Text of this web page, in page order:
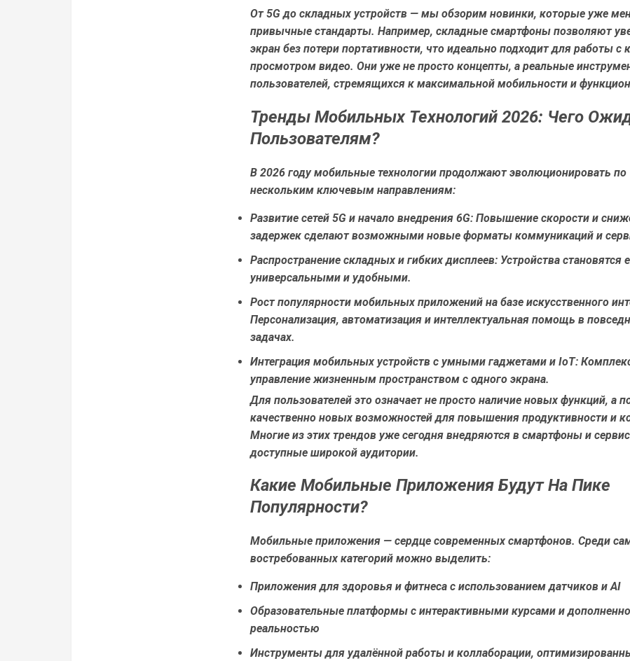
От 5G до складных устройств — мы обзорим новинки, которые уже
привычные стандарты. Например, складные смартфоны позволяют
экран без потери портативности, что идеально подходит для работы с
просмотром видео. Они уже не просто концепты, а реальные
пользователей, стремящихся к максимальной мобильности и
Тренды Мобильных Технологий 2026: Чего
Пользователям?
В 2026 году мобильные технологии продолжают эволюционировать по
нескольким ключевым направлениям:
Развитие сетей 5G и начало внедрения 6G: Повышение скорости и
задержек сделают возможными новые форматы коммуникаций и
Распространение складных и гибких дисплеев: Устройства становятся
универсальными и удобными.
Рост популярности мобильных приложений на базе искусственного
Персонализация, автоматизация и интеллектуальная помощь в
задачах.
Интеграция мобильных устройств с умными гаджетами и IoT:
управление жизненным пространством с одного экрана.
Для пользователей это означает не просто наличие новых функций, а
качественно новых возможностей для повышения продуктивности и
Многие из этих трендов уже сегодня внедряются в смартфоны и
доступные широкой аудитории.
Какие Мобильные Приложения Будут На Пике
Популярности?
Мобильные приложения — сердце современных смартфонов. Среди
востребованных категорий можно выделить:
Приложения для здоровья и фитнеса с использованием датчиков и AI
Образовательные платформы с интерактивными курсами и
реальностью
Инструменты для удалённой работы и коллаборации,